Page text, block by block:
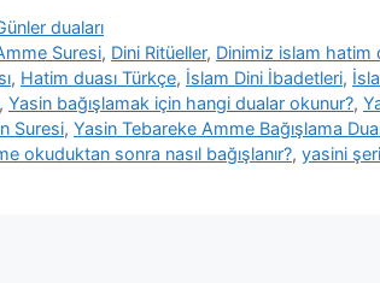
duaları
Suresi, Dini Ritüeller, Dinimiz islam hatim
, Hatim duası Türkçe, İslam Dini İbadetleri,
, Yasin bağışlamak için hangi dualar okunur?,
Suresi, Yasin Tebareke Amme Bağışlama
okuduktan sonra nasıl bağışlanır?, yasini